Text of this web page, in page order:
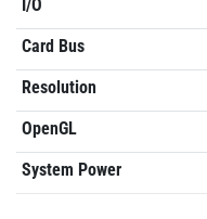
I/O
Card Bus
Resolution
OpenGL
System Power